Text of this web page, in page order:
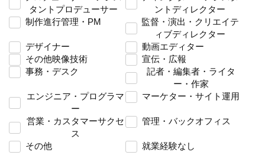
タントプロデューサー
ントディレクター
制作進行管理・PM
監督・演出・クリエイテ
ィブディレクター
デザイナー
動画エディター
その他映像技術
宣伝・広報
事務・デスク
記者・編集者・ライタ
ー・作家
エンジニア・プログラマ
ー
マーケター・サイト運用
営業・カスタマーサクセ
ス
管理・バックオフィス
その他 就業経験なし